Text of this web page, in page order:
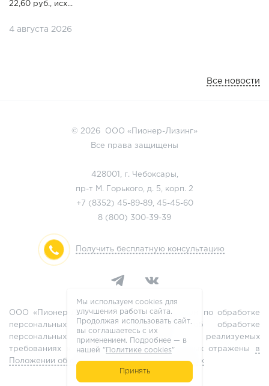
22,60 руб., исх...
4 августа 2026
Все новости
© 2026 ООО «Пионер-Лизинг»
Все права защищены
428001, г. Чебоксары,
пр-т М. Горького, д. 5, корп. 2
+7 (8352) 45-89-89, 45-45-60
8 (800) 300-39-39
Получить бесплатную консультацию
ООО «Пионер-Лизинг» является оператором по обработке
персональных данных, информация об обработке
персональных данных и сведения о реализуемых
требованиях к защите персональных данных отражены в
Положении об обработке персональных данных
Мы используем cookies для
улучшения работы сайта.
Продолжая использовать сайт,
вы соглашаетесь с их
применением. Подробнее — в
нашей " Политике cookies"
Принять